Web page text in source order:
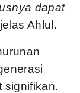
dapat
Ahlul.
signifikan.